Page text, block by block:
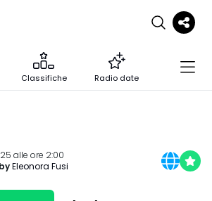
Classifiche Radio date
alle ore 2:00
Eleonora Fusi